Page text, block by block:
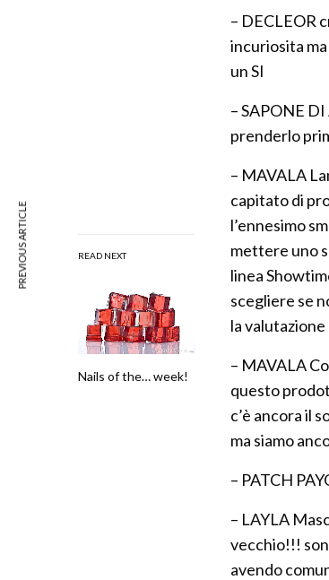
READ NEXT
Nails of the… week!
– DECLEOR
incuriosita
un SI
– SAPONE
prenderlo
– MAVALA
capitato di
l’ennesimo
mettere uno
linea
scegliere se
la
– MAVALA
questo
c’è ancora il
ma siamo
– PATCH
– LAYLA
vecchio!!!
avendo
PREVIOUS ARTICLE